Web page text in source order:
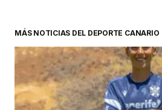
MÁS NOTICIAS DEL DEPORTE CANARIO